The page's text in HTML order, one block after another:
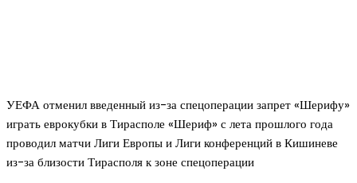
УЕФА отменил введенный из-за спецоперации запрет «Шерифу»
играть еврокубки в Тирасполе «Шериф» с лета прошлого года
проводил матчи Лиги Европы и Лиги конференций в Кишиневе
из-за близости Тирасполя к зоне спецоперации